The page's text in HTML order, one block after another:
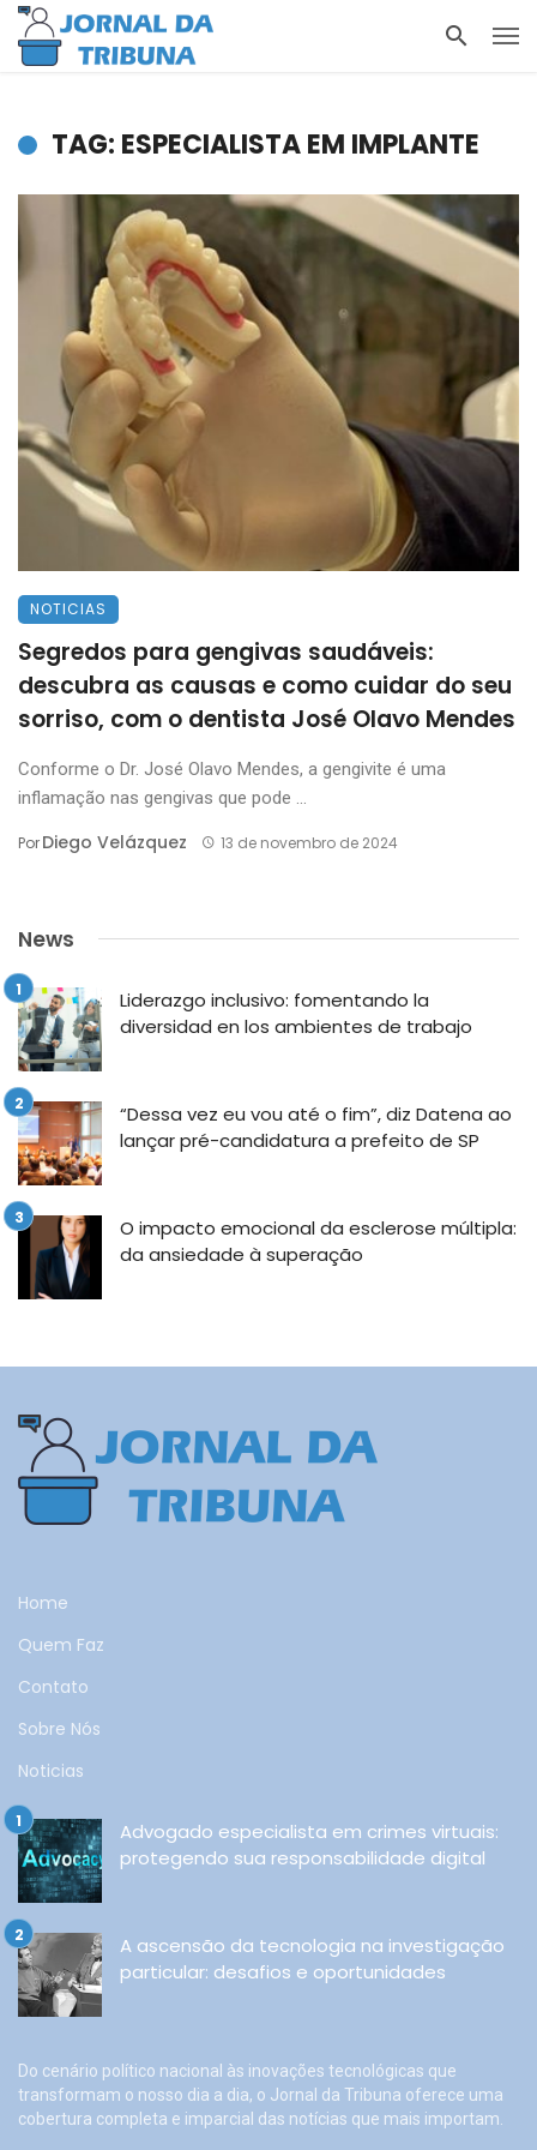
TAG: ESPECIALISTA EM IMPLANTE
NOTICIAS
Segredos para gengivas saudáveis:
descubra as causas e como cuidar do seu
sorriso, com o dentista José Olavo Mendes
Conforme o Dr. José Olavo Mendes, a gengivite é uma
inflamação nas gengivas que pode ...
PorDiego Velázquez 13 de novembro de 2024
News
Liderazgo inclusivo: fomentando la
diversidad en los ambientes de trabajo
“Dessa vez eu vou até o fim”, diz Datena ao
lançar pré-candidatura a prefeito de SP
O impacto emocional da esclerose múltipla:
da ansiedade à superação
Home
Quem Faz
Contato
Sobre Nós
Noticias
Advogado especialista em crimes virtuais:
protegendo sua responsabilidade digital
A ascensão da tecnologia na investigação
particular: desafios e oportunidades
Do cenário político nacional às inovações tecnológicas que
transformam o nosso dia a dia, o Jornal da Tribuna oferece uma
cobertura completa e imparcial das notícias que mais importam.